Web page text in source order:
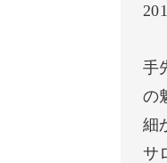
手
の
細
サ